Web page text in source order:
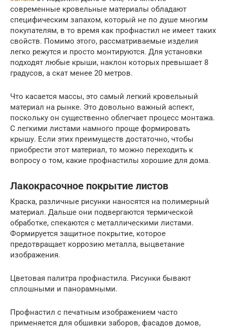
современные кровельные материалы обладают
специфическим запахом, который не по душе многим
покупателям, в то время как профнастил не имеет таких
свойств. Помимо этого, рассматриваемые изделия
легко режутся и просто монтируются. Для установки
подходят любые крыши, наклон которых превышает 8
градусов, а скат менее 20 метров.
Что касается массы, это самый легкий кровельный
материал на рынке. Это довольно важный аспект,
поскольку он существенно облегчает процесс монтажа.
С легкими листами намного проще формировать
крышу. Если этих преимуществ достаточно, чтобы
приобрести этот материал, то можно переходить к
вопросу о том, какие профнастилы хорошие для дома.
Лакокрасочное покрытие листов
Краска, различные рисунки наносятся на полимерный
материал. Дальше они подвергаются термической
обработке, спекаются с металлическими листами.
Формируется защитное покрытие, которое
предотвращает коррозию металла, выцветание
изображения.
Цветовая палитра профнастила. Рисунки бывают
сплошными и панорамными.
Профнастил с печатным изображением часто
применяется для обшивки заборов, фасадов домов,